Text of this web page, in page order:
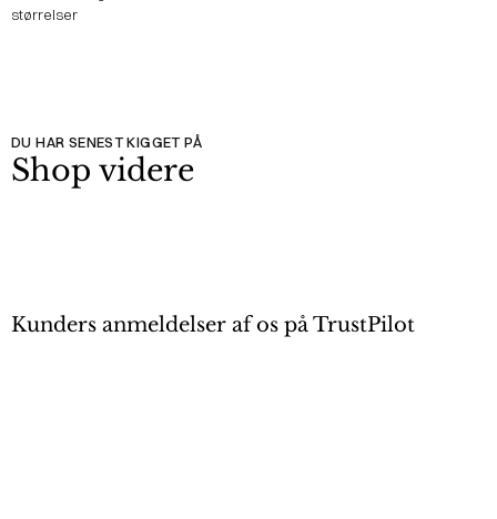
størrelser
DU HAR SENEST KIGGET PÅ
Shop videre
Kunders anmeldelser af os på TrustPilot